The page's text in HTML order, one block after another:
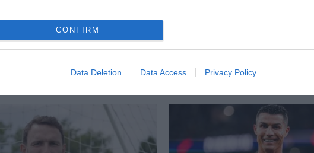
CONFIRM
Data Deletion Data Access Privacy Policy
Παρασκήνιο